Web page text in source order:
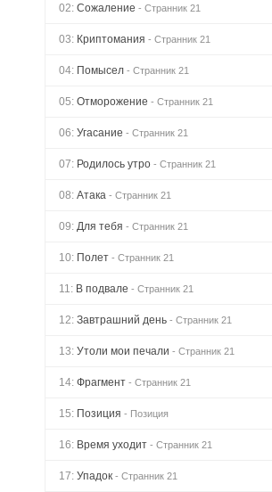
02: Cожаление - Странник 21
03: Криптомания - Странник 21
04: Помысел - Странник 21
05: Отморожение - Странник 21
06: Угасание - Странник 21
07: Родилось утро - Странник 21
08: Атака - Странник 21
09: Для тебя - Странник 21
10: Полет - Странник 21
11: В подвале - Странник 21
12: Завтрашний день - Странник 21
13: Утоли мои печали - Странник 21
14: Фрагмент - Странник 21
15: Позиция - Позиция
16: Время уходит - Странник 21
17: Упадок - Странник 21